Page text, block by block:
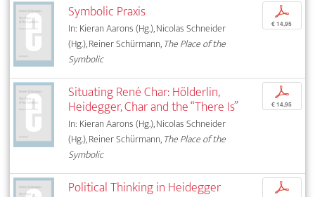
Symbolic Praxis
In: Kieran Aarons (Hg.), Nicolas Schneider
(Hg.), Reiner Schürmann,The Place of the
Symbolic
p
€ 14,95
Situating René Char: Hölderlin,
Heidegger, Char and the “There Is”
In: Kieran Aarons (Hg.), Nicolas Schneider
(Hg.), Reiner Schürmann,The Place of the
Symbolic
p
€ 14,95
Political Thinking in Heidegger p